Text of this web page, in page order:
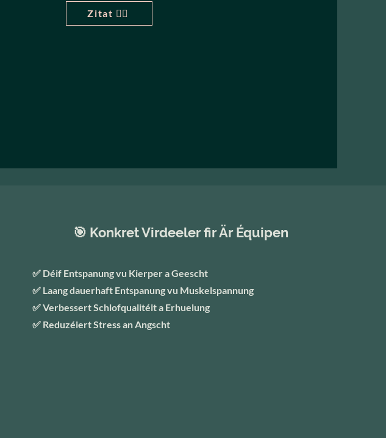
Zitat 👈🏽
🎯 Konkret Virdeeler fir Är Équipen
✅ Déif Entspanung vu Kierper a Geescht
✅ Laang dauerhaft Entspanung vu Muskelspannung
✅ Verbessert Schlofqualitéit a Erhuelung
✅ Reduzéiert Stress an Angscht